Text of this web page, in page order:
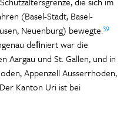
(Basel-Stadt, Basel-
Neuenburg) bewegte.39
deﬁniert war die
Aargau und St. Gallen, und in
Appenzell Ausserrhoden,
Kanton Uri ist bei